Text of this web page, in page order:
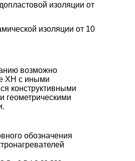
обозначения
изоляции от
изоляции от 10
возможно
ХН с иными
конструктивными
геометрическими